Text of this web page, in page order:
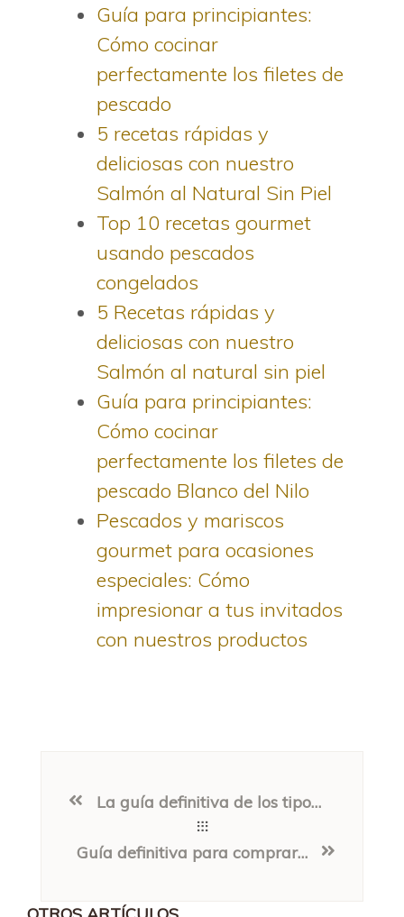
Guía para principiantes:
Cómo cocinar
perfectamente los filetes de
pescado
5 recetas rápidas y
deliciosas con nuestro
Salmón al Natural Sin Piel
Top 10 recetas gourmet
usando pescados
congelados
5 Recetas rápidas y
deliciosas con nuestro
Salmón al natural sin piel
Guía para principiantes:
Cómo cocinar
perfectamente los filetes de
pescado Blanco del Nilo
Pescados y mariscos
gourmet para ocasiones
especiales: Cómo
impresionar a tus invitados
con nuestros productos
La guía definitiva de los tipos de pescado: cuál elegir y cómo cocinarlo
Guía definitiva para comprar pescados y mariscos congelados de calidad